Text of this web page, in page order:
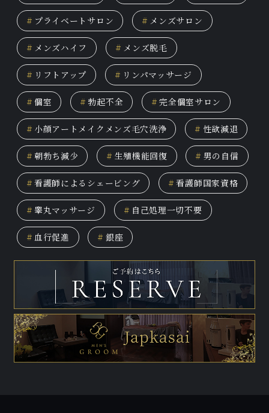
# プライベートサロン # メンズサロン
# メンズハイフ # メンズ脱毛
# リフトアップ # リンパマッサージ
# 個室 # 勃起不全 # 完全個室サロン
# 小顔アートメイクメンズ毛穴洗浄 # 性欲減退
# 朝勃ち減少 # 生殖機能回復 # 男の自信
# 看護師によるシェービング # 看護師国家資格
# 睾丸マッサージ # 自己処理一切不要
# 血行促進 # 銀座